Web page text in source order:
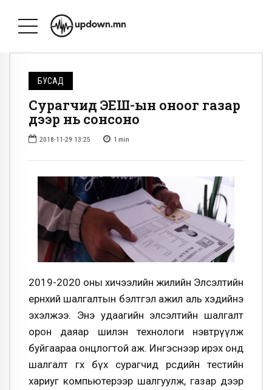
БУСАД
Сурагчид ЭЕШ-ын оноог газар
дээр нь сонсоно
2018-11-29 13:25 1 min
2019-2020 оны хичээлийн жилийн Элсэлтийн
ерөнхий шалгалтын бэлтгэл ажил аль хэдийнэ
эхэлжээ. Энэ удаагийн элсэлтийн шалгалт
орон даяар шилэн технологи нэвтрүүлж
буйгаараа онцлогтой аж. Ингэснээр ирэх онд
шалгалт өгөх бүх сурагчид өөрсдийн тестийн
хариуг компьютерээр шалгуулж, газар дээр